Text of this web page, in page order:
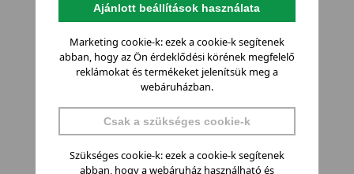
Ajánlott beállítások használata
Marketing cookie-k: ezek a cookie-k segítenek
abban, hogy az Ön érdeklődési körének megfelelő
reklámokat és termékeket jelenítsük meg a
webáruházban.
Csak a szükséges cookie-k
Szükséges cookie-k: ezek a cookie-k segítenek
abban, hogy a webáruház használható és